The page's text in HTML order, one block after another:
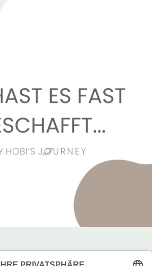
deine Anmeldung.